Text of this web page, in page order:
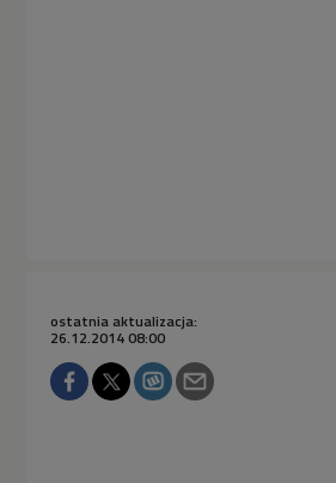
ostatnia aktualizacja:
26.12.2014 08:00